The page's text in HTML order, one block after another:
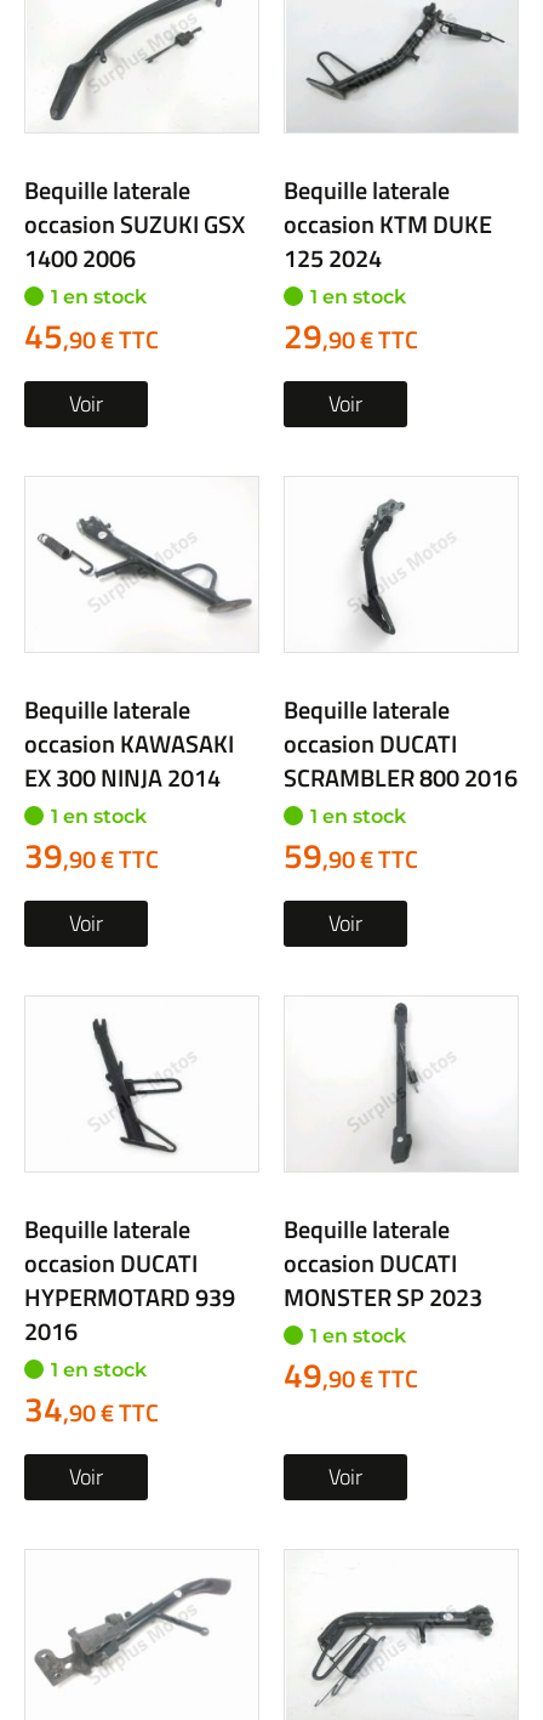
Bequille laterale
occasion SUZUKI GSX
1400 2006
1 en stock
45,90 € TTC
Voir
Bequille laterale
occasion KTM DUKE
125 2024
1 en stock
29,90 € TTC
Voir
Bequille laterale
occasion KAWASAKI
EX 300 NINJA 2014
1 en stock
39,90 € TTC
Voir
Bequille laterale
occasion DUCATI
SCRAMBLER 800 2016
1 en stock
59,90 € TTC
Voir
Bequille laterale
occasion DUCATI
HYPERMOTARD 939
2016
1 en stock
34,90 € TTC
Voir
Bequille laterale
occasion DUCATI
MONSTER SP 2023
1 en stock
49,90 € TTC
Voir